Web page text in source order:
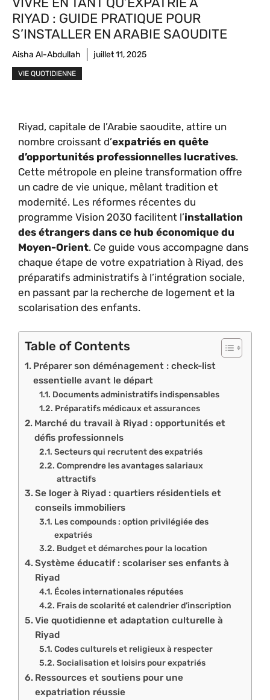
RIYAD : GUIDE PRATIQUE POUR
S’INSTALLER EN ARABIE SAOUDITE
Aisha Al-Abdullah juillet 11, 2025
VIE QUOTIDIENNE
Riyad, capitale de l’Arabie saoudite, attire un
nombre croissant d’expatriés en quête
d’opportunités professionnelles lucratives.
Cette métropole en pleine transformation offre
un cadre de vie unique, mêlant tradition et
modernité. Les réformes récentes du
programme Vision 2030 facilitent l’installation
des étrangers dans ce hub économique du
Moyen-Orient. Ce guide vous accompagne dans
chaque étape de votre expatriation à Riyad, des
préparatifs administratifs à l’intégration sociale,
en passant par la recherche de logement et la
scolarisation des enfants.
Table of Contents
Préparer son déménagement : check-list
essentielle avant le départ
Documents administratifs indispensables
Préparatifs médicaux et assurances
Marché du travail à Riyad : opportunités et
défis professionnels
Secteurs qui recrutent des expatriés
Comprendre les avantages salariaux
attractifs
Se loger à Riyad : quartiers résidentiels et
conseils immobiliers
Les compounds : option privilégiée des
expatriés
Budget et démarches pour la location
Système éducatif : scolariser ses enfants à
Riyad
Écoles internationales réputées
Frais de scolarité et calendrier d’inscription
Vie quotidienne et adaptation culturelle à
Riyad
Codes culturels et religieux à respecter
Socialisation et loisirs pour expatriés
Ressources et soutiens pour une
expatriation réussie